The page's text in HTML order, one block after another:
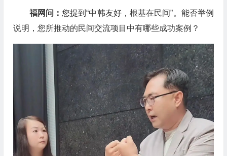
福网问：您提到“中韩友好，根基在民间”。能否举例
说明，您所推动的民间交流项目中有哪些成功案例？